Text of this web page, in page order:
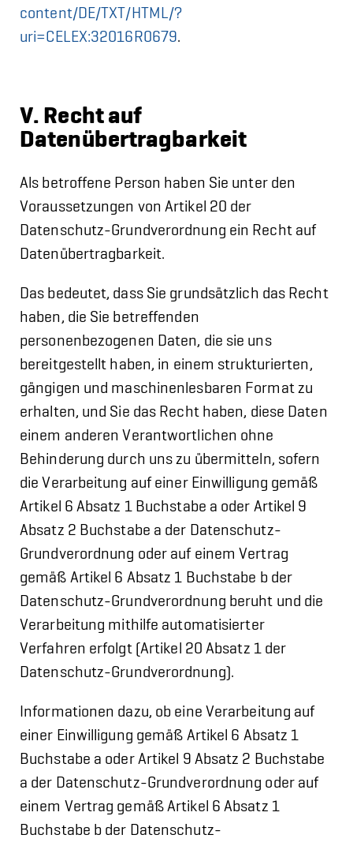
content/DE/TXT/HTML/?
uri=CELEX:32016R0679.
V. Recht auf
Datenübertragbarkeit
Als betroffene Person haben Sie unter den
Voraussetzungen von Artikel 20 der
Datenschutz-Grundverordnung ein Recht auf
Datenübertragbarkeit.
Das bedeutet, dass Sie grundsätzlich das Recht
haben, die Sie betreffenden
personenbezogenen Daten, die sie uns
bereitgestellt haben, in einem strukturierten,
gängigen und maschinenlesbaren Format zu
erhalten, und Sie das Recht haben, diese Daten
einem anderen Verantwortlichen ohne
Behinderung durch uns zu übermitteln, sofern
die Verarbeitung auf einer Einwilligung gemäß
Artikel 6 Absatz 1 Buchstabe a oder Artikel 9
Absatz 2 Buchstabe a der Datenschutz-
Grundverordnung oder auf einem Vertrag
gemäß Artikel 6 Absatz 1 Buchstabe b der
Datenschutz-Grundverordnung beruht und die
Verarbeitung mithilfe automatisierter
Verfahren erfolgt (Artikel 20 Absatz 1 der
Datenschutz-Grundverordnung).
Informationen dazu, ob eine Verarbeitung auf
einer Einwilligung gemäß Artikel 6 Absatz 1
Buchstabe a oder Artikel 9 Absatz 2 Buchstabe
a der Datenschutz-Grundverordnung oder auf
einem Vertrag gemäß Artikel 6 Absatz 1
Buchstabe b der Datenschutz-